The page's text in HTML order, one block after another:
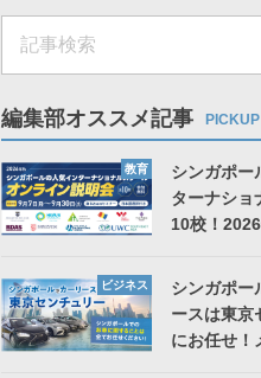
編集部オススメ記事 PICKUP
教育
シンガポー
ターナショ
10校！
ビジネス
シンガポー
ースは東京
にお任せ